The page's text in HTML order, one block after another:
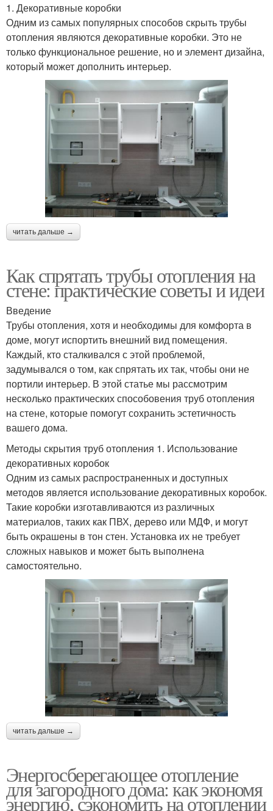
1. Декоративные коробки
Одним из самых популярных способов скрыть трубы
отопления являются декоративные коробки. Это не
только функциональное решение, но и элемент дизайна,
который может дополнить интерьер.
читать дальше →
Как спрятать трубы отопления на
стене: практические советы и идеи
Введение
Трубы отопления, хотя и необходимы для комфорта в
доме, могут испортить внешний вид помещения.
Каждый, кто сталкивался с этой проблемой,
задумывался о том, как спрятать их так, чтобы они не
портили интерьер. В этой статье мы рассмотрим
несколько практических способовения труб отопления
на стене, которые помогут сохранить эстетичность
вашего дома.
Методы скрытия труб отопления 1. Использование
декоративных коробок
Одним из самых распространенных и доступных
методов является использование декоративных коробок.
Такие коробки изготавливаются из различных
материалов, таких как ПВХ, дерево или МДФ, и могут
быть окрашены в тон стен. Установка их не требует
сложных навыков и может быть выполнена
самостоятельно.
читать дальше →
Энергосберегающее отопление
для загородного дома: как экономя
энергию, сэкономить на отоплении